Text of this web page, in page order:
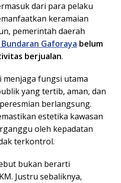
dari para pelaku
keramaian
pemerintah daerah
Bundaran Gaforaya belum
berjualan.
menjaga fungsi utama
yang tertib, aman, dan
berlangsung.
estetika kawasan
oleh kepadatan
terkontrol.
bukan berarti
Justru sebaliknya,